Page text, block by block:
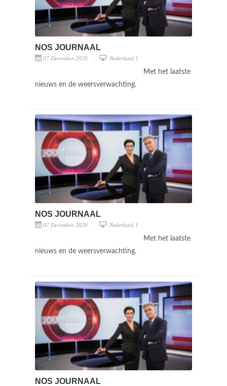
NOS JOURNAAL
07 December 2020 Nederland 1
Met het laatste
nieuws en de weersverwachting.
NOS JOURNAAL
07 December 2020 Nederland 1
Met het laatste
nieuws en de weersverwachting.
NOS JOURNAAL